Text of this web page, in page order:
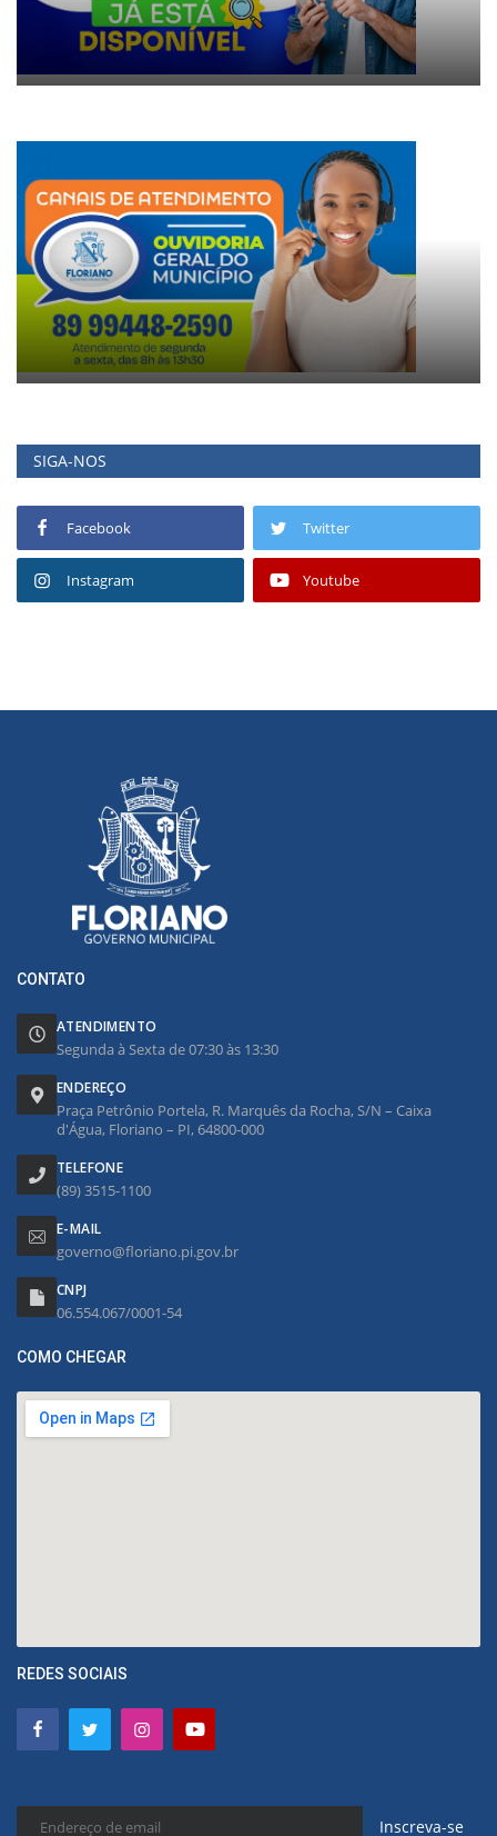
SIGA-NOS
Facebook Twitter
Instagram Youtube
CONTATO
ATENDIMENTO
Segunda à Sexta de 07:30 às 13:30
ENDEREÇO
Praça Petrônio Portela, R. Marquês da Rocha, S/N – Caixa
d'Água, Floriano – PI, 64800-000
TELEFONE
(89) 3515-1100
E-MAIL
governo@floriano.pi.gov.br
CNPJ
06.554.067/0001-54
COMO CHEGAR
REDES SOCIAIS
Inscreva-se